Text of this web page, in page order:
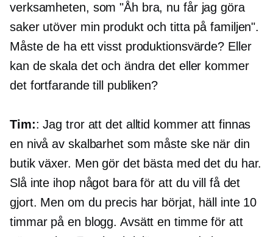
verksamheten, som "Åh bra, nu får jag göra
saker utöver min produkt och titta på familjen".
Måste de ha ett visst produktionsvärde? Eller
kan de skala det och ändra det eller kommer
det fortfarande till publiken?
Tim:: Jag tror att det alltid kommer att finnas
en nivå av skalbarhet som måste ske när din
butik växer. Men gör det bästa med det du har.
Slå inte ihop något bara för att du vill få det
gjort. Men om du precis har börjat, häll inte 10
timmar på en blogg. Avsätt en timme för att